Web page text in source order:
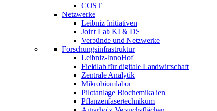
COST
Netzwerke
Leibniz Initiativen
Joint Lab KI & DS
Verbünde und Netzwerke
Forschungsinfrastruktur
Leibniz-InnoHof
Fieldlab für digitale Landwirtschaft
Zentrale Analytik
Mikrobiomlabor
Pilotanlage Biochemikalien
Pflanzenfasertechnikum